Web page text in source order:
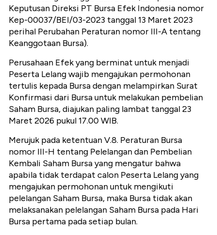
Keputusan Direksi PT Bursa Efek Indonesia nomor
Kep-00037/BEI/03-2023 tanggal 13 Maret 2023
perihal Perubahan Peraturan nomor III-A tentang
Keanggotaan Bursa).
Perusahaan Efek yang berminat untuk menjadi
Peserta Lelang wajib mengajukan permohonan
tertulis kepada Bursa dengan melampirkan Surat
Konfirmasi dari Bursa untuk melakukan pembelian
Saham Bursa, diajukan paling lambat tanggal 23
Maret 2026 pukul 17.00 WIB.
Merujuk pada ketentuan V.8. Peraturan Bursa
nomor III-H tentang Pelelangan dan Pembelian
Kembali Saham Bursa yang mengatur bahwa
apabila tidak terdapat calon Peserta Lelang yang
mengajukan permohonan untuk mengikuti
pelelangan Saham Bursa, maka Bursa tidak akan
melaksanakan pelelangan Saham Bursa pada Hari
Bursa pertama pada setiap bulan.